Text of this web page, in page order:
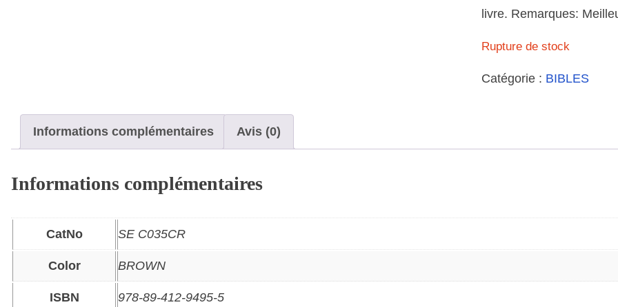
livre. Remarques:
Rupture de stock
Catégorie : BIBLES
Informations complémentaires Avis (0)
Informations complémentaires
CatNo SE C035CR
Color BROWN
ISBN 978-89-412-9495-5